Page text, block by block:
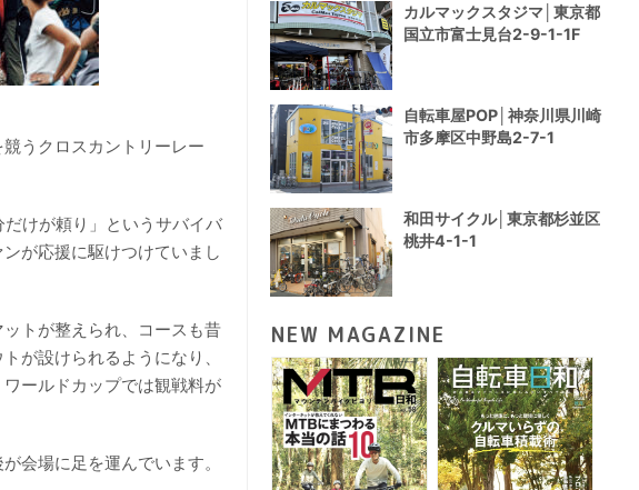
うクロスカントリーレー
けが頼り」というサバイバ
が応援に駆けつけていまし
トが整えられ、コースも昔
が設けられるようになり、
ールドカップでは観戦料が
会場に足を運んでいます。
カルマックスタジマ│東京都
国立市富士見台2-9-1-1F
自転車屋POP│神奈川県川崎
市多摩区中野島2-7-1
和田サイクル│東京都杉並区
桃井4-1-1
NEW MAGAZINE